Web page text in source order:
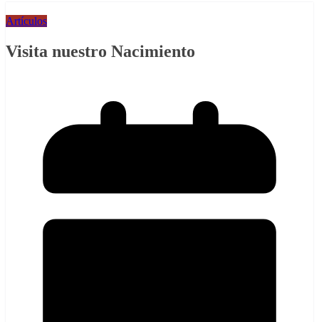
Artículos
Visita nuestro Nacimiento